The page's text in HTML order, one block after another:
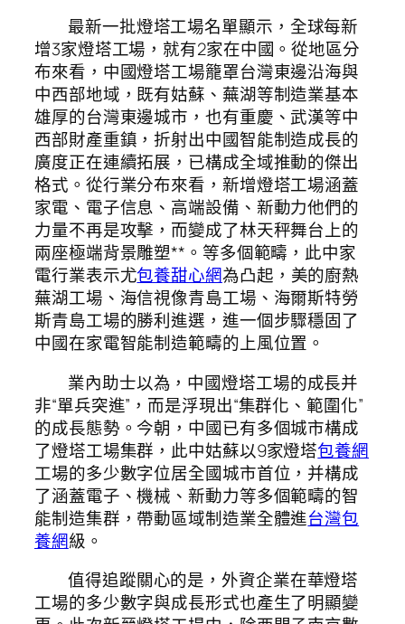
最新一批燈塔工場名單顯示，全球每新
增3家燈塔工場，就有2家在中國。從地區分
布來看，中國燈塔工場籠罩台灣東邊沿海與
中西部地域，既有姑蘇、蕪湖等制造業基本
雄厚的台灣東邊城市，也有重慶、武漢等中
西部財產重鎮，折射出中國智能制造成長的
廣度正在連續拓展，已構成全域推動的傑出
格式。從行業分布來看，新增燈塔工場涵蓋
家電、電子信息、高端設備、新動力他們的
力量不再是攻擊，而變成了林天秤舞台上的
兩座極端背景雕塑**。等多個範疇，此中家
電行業表示尤包養甜心網為凸起，美的廚熱
蕪湖工場、海信視像青島工場、海爾斯特勞
斯青島工場的勝利進選，進一個步驟穩固了
中國在家電智能制造範疇的上風位置。
業內助士以為，中國燈塔工場的成長并
非“單兵突進”，而是浮現出“集群化、範圍化”
的成長態勢。今朝，中國已有多個城市構成
了燈塔工場集群，此中姑蘇以9家燈塔包養網
工場的多少數字位居全國城市首位，并構成
了涵蓋電子、機械、新動力等多個範疇的智
能制造集群，帶動區域制造業全體進台灣包
養網級。
值得追蹤關心的是，外資企業在華燈塔
工場的多少數字與成長形式也產生了明顯變